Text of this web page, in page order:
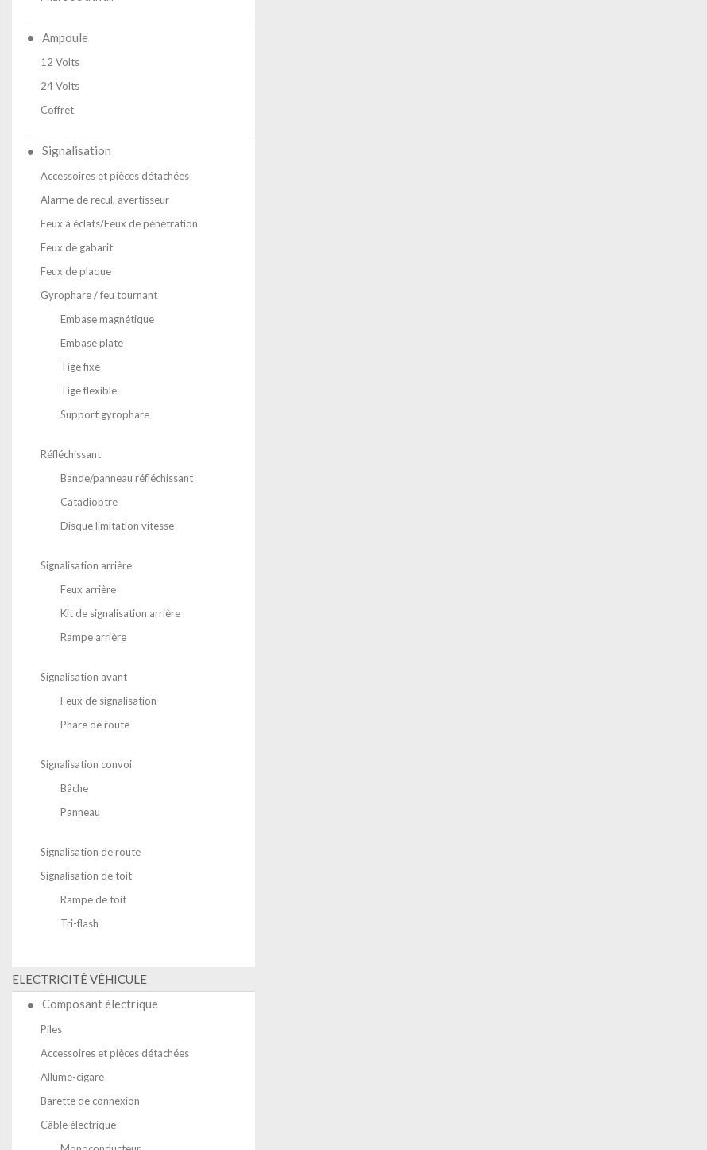
Ampoule
12 Volts
24 Volts
Coffret
Signalisation
Accessoires et pièces détachées
Alarme de recul, avertisseur
Feux à éclats/Feux de pénétration
Feux de gabarit
Feux de plaque
Gyrophare / feu tournant
Embase magnétique
Embase plate
Tige fixe
Tige flexible
Support gyrophare
Réfléchissant
Bande/panneau réfléchissant
Catadioptre
Disque limitation vitesse
Signalisation arrière
Feux arrière
Kit de signalisation arrière
Rampe arrière
Signalisation avant
Feux de signalisation
Phare de route
Signalisation convoi
Bâche
Panneau
Signalisation de route
Signalisation de toit
Rampe de toit
Tri-flash
ELECTRICITÉ VÉHICULE
Composant électrique
Piles
Accessoires et pièces détachées
Allume-cigare
Barette de connexion
Câble électrique